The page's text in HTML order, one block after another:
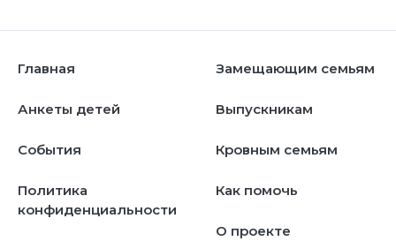
Главная
Анкеты детей
События
Политика
конфиденциальности
Замещающим семьям
Выпускникам
Кровным семьям
Как помочь
О проекте